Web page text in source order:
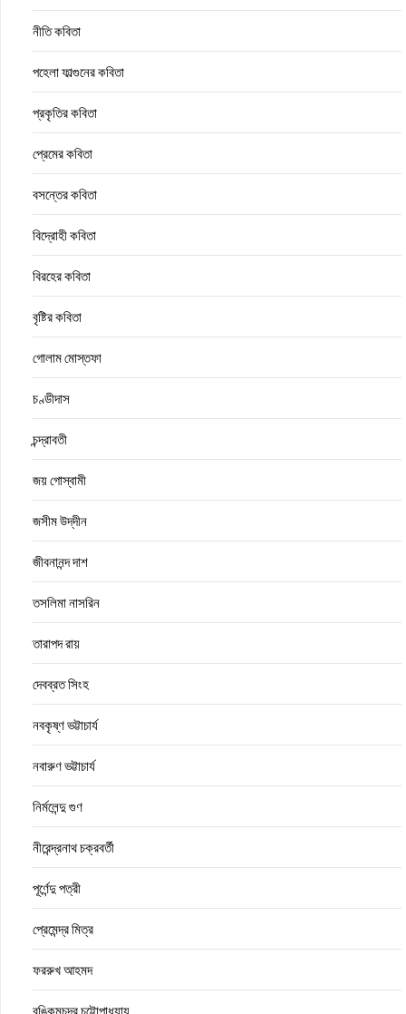
নীতি কবিতা
পহেলা ফাল্গুনের কবিতা
প্রকৃতির কবিতা
প্রেমের কবিতা
বসন্তের কবিতা
বিদ্রোহী কবিতা
বিরহের কবিতা
বৃষ্টির কবিতা
গোলাম মোস্তফা
চণ্ডীদাস
চন্দ্রাবতী
জয় গোস্বামী
জসীম উদ্‌দীন
জীবনানন্দ দাশ
তসলিমা নাসরিন
তারাপদ রায়
দেবব্রত সিংহ
নবকৃষ্ণ ভট্টাচার্য
নবারুণ ভট্টাচার্য
নির্মলেন্দু গুণ
নীরেন্দ্রনাথ চক্রবর্তী
পূর্ণেন্দু পত্রী
প্রেমেন্দ্র মিত্র
ফররুখ আহমদ
বঙ্কিমচন্দ্র চট্টোপাধ্যায়